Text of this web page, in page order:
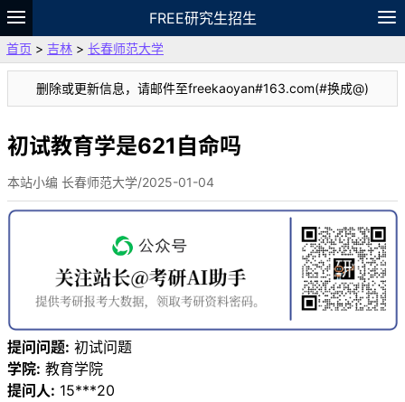
FREE研究生招生
题库
故事 专题
VIP
资料
首页 > 吉林 > 长春师范大学
删除或更新信息，请邮件至freekaoyan#163.com(#换成@)
初试教育学是621自命吗
本站小编 长春师范大学/2025-01-04
提问问题: 初试问题
学院: 教育学院
提问人: 15***20